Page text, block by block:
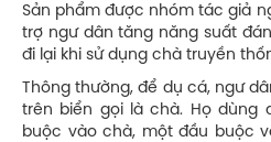
Sản phẩm được nhóm tác giả
trợ ngư dân tăng năng suất
đi lại khi sử dụng chà truyền
Thông thường, để dụ cá, ngư
trên biển gọi là chà. Họ dùng
buộc vào chà, một đầu buộc